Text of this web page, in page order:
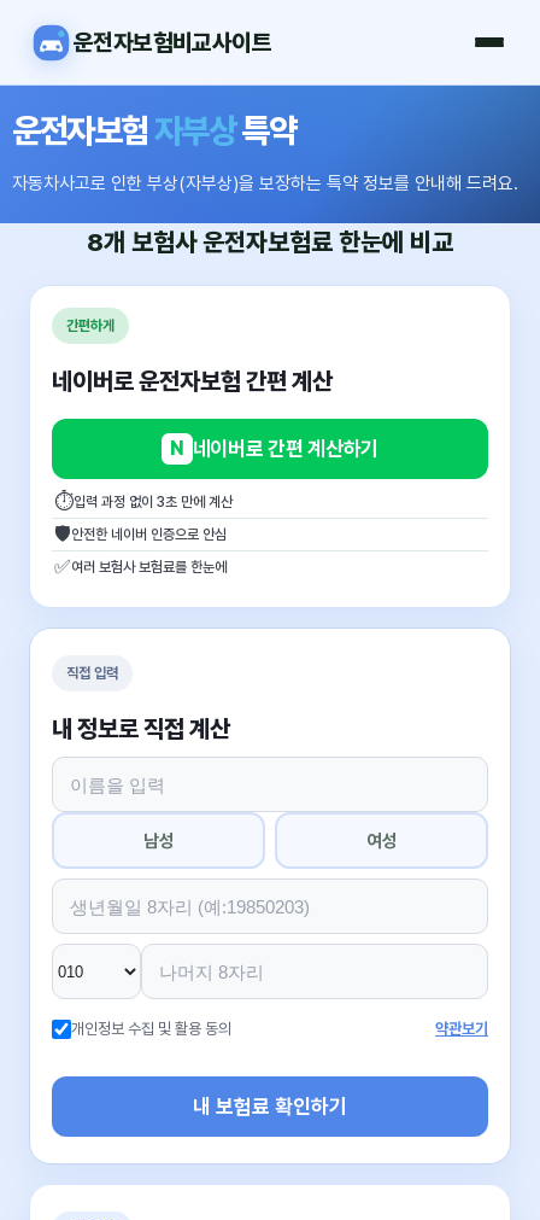
운전자보험비교사이트
운전자보험자부상특약
자동차사고로 인한 부상(자부상)을 보장하는 특약 정보를 안내해 드려요.
8개 보험사운전자보험료 한눈에 비교
간편하게
네이버로 운전자보험 간편 계산
N 네이버로 간편 계산하기
⏱입력 과정 없이 3초 만에 계산
🛡안전한 네이버 인증으로 안심
✅여러 보험사 보험료를 한눈에
직접 입력
내 정보로 직접 계산
남성 여성
개인정보 수집 및 활용 동의 약관보기
내 보험료 확인하기